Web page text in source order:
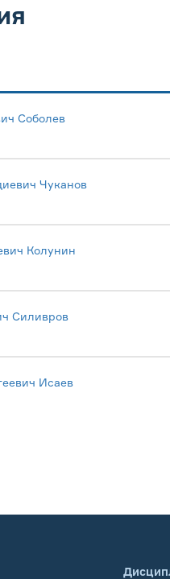
Соболев
Чуканов
Колунин
Силивров
Исаев